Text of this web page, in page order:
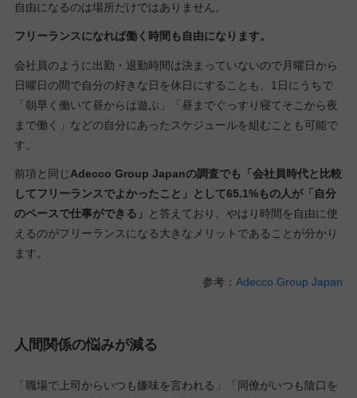
自由になるのは場所だけではありません。
フリーランスになれば働く時間も自由になります。
会社員のように出勤・退勤時間は決まっていないので月曜日から
日曜日の間で自分の好きな日を休日にすることも、1日にうちで
「朝早く働いて昼からは遊ぶ」「昼までぐっすり寝てそこから夜
まで働く」などの自分にあったスケジュールを組むことも可能で
す。
前項と同じAdecco Group Japanの調査でも「会社員時代と比較
してフリーランスでよかったこと」として65.1%もの人が「自分
のペースで仕事ができる」
と答えており、やはり時間を自由に使
えるのがフリーランスになる大きなメリットであることが分かり
ます。
参考：Adecco Group Japan
人間関係の悩みが減る
「職場で上司からいつも嫌味を言われる」「同僚がいつも陰口を